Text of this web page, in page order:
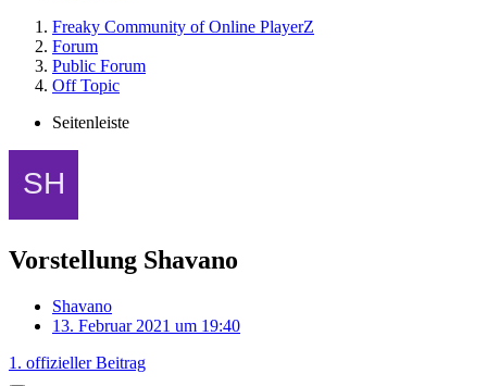
Freaky Community of Online PlayerZ
Forum
Public Forum
Off Topic
Seitenleiste
Vorstellung Shavano
Shavano
13. Februar 2021 um 19:40
1. offizieller Beitrag